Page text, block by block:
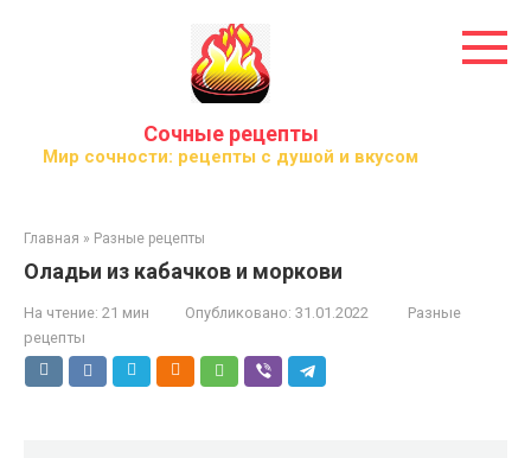
Сочные рецепты
Мир сочности: рецепты с душой и вкусом
Главная » Разные рецепты
Оладьи из кабачков и моркови
На чтение: 21 мин Опубликовано: 31.01.2022
Разные
рецепты